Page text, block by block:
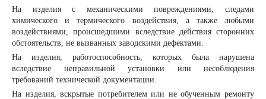
На изделия с механическими повреждениями, следами
химического и термического воздействия, а также любыми
воздействиями, происшедшими вследствие действия сторонних
обстоятельств, не вызванных заводскими дефектами.
На изделия, работоспособность, которых была нарушена
вследствие неправильной установки или несоблюдения
требований технической документации.
На изделия, вскрытые потребителем или не обученным ремонту